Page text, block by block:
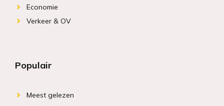
Economie
Verkeer & OV
Populair
Meest gelezen